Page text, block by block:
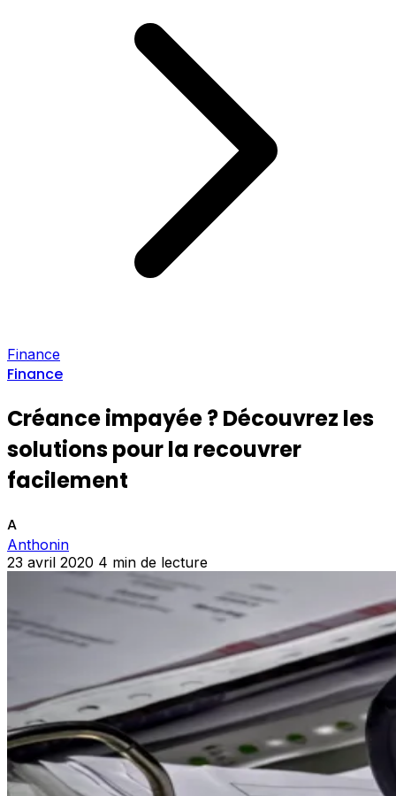
Finance
Finance
Créance impayée ? Découvrez les
solutions pour la recouvrer
facilement
A
Anthonin
23 avril 2020 4 min de lecture